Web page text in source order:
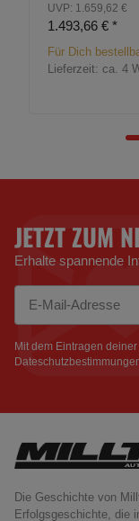
UVP: 1.659,62 €
1.493,66 € *
Für Dich
Lieferzeit: ca. 4
JETZT ZUM
Erhalte spannende
Mit dem Eintragen
Die Geschichte von
Erfolgsgeschichte, die